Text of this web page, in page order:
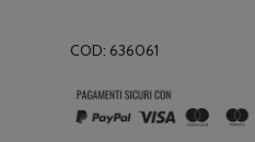
COD: 636061